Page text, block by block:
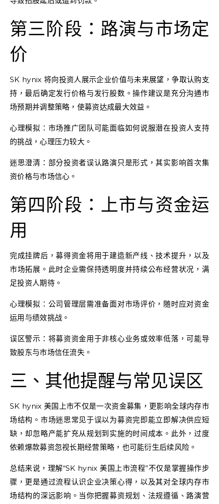
第三阶段：路演与市场定
价
SK hynix 将向投资人展示企业价值与未来展望，争取认购支
持，最后确定发行价格与发行股数。操作建议是充分沟通市
场预期并调整策略，使募资达成最大效益。
心理模拟：市场推广团队可能面临如何说服潜在投资人支持
的挑战，心理压力较大。
迷思澄清：部分投资者误认路演只是形式，其实影响首次集
资价格与市场信心。
第四阶段：上市与资金运
用
完成挂牌后，募得资金将用于建造新产线、技术提升，以及
市场拓展。此时企业需保持透明度并持续公布经营状况，满
足投资人期待。
心理模拟：公司管理层需准备面对市场评价，随时应对资金
运用与绩效挑战。
误区警示：将募资资金用于非核心业务或效率低落，可能导
致股东与市场信任流失。
三、其他提醒与常见误区
SK hynix 美国上市不仅是一次资金募集，更影响全球内存市
场结构。市场迷思常见于误以为募资完即能立即解决供应短
缺，却忽略产能扩充从规划到实施的时间成本。此外，过度
依赖爆款募资忽视长期经营策略，也可能衍生后续风险。
总结来说，理解“SK hynix 美国上市流程”不仅是掌握操作步
骤，更是通过流程认识企业决策心得，以及其对全球内存市
场结构的深远影响。当你把握募资规划、法规遵循、路演营